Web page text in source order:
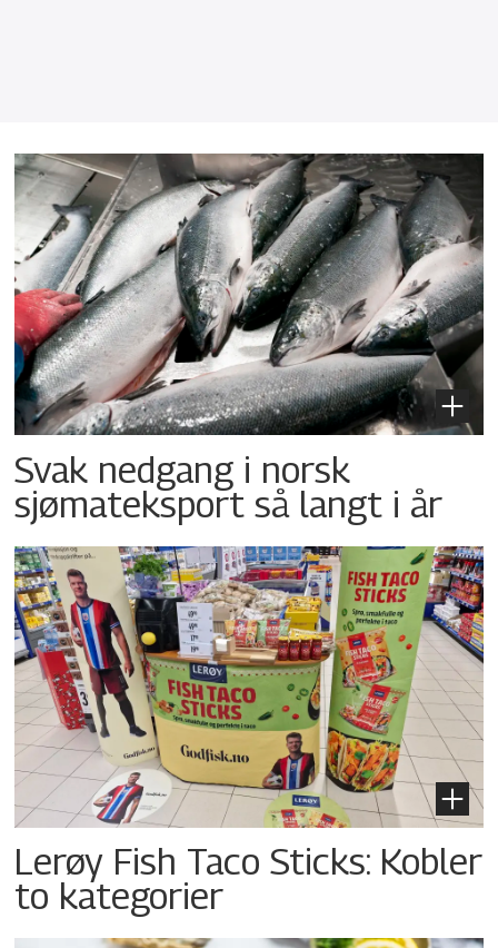
Svak nedgang i norsk
sjømateksport så langt i år
Lerøy Fish Taco Sticks: Kobler
to kategorier